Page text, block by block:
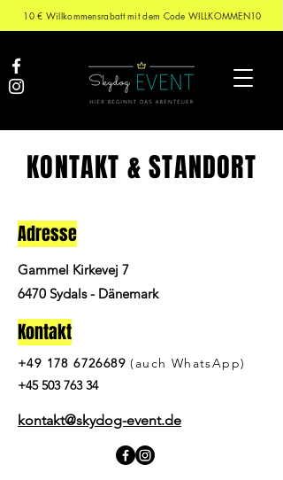
10 € Willkommensrabatt mit dem Code WILLKOMMEN10
KONTAKT & STANDORT
Adresse
Gammel Kirkevej 7
6470 Sydals - Dänemark
Kontakt
+49 178 6726689 (auch WhatsApp)
+45 503 763 34
kontakt@skydog-event.de